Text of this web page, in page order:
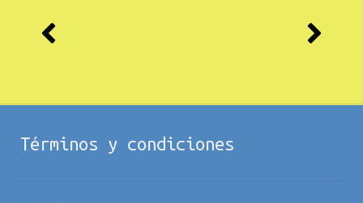
Términos y condiciones